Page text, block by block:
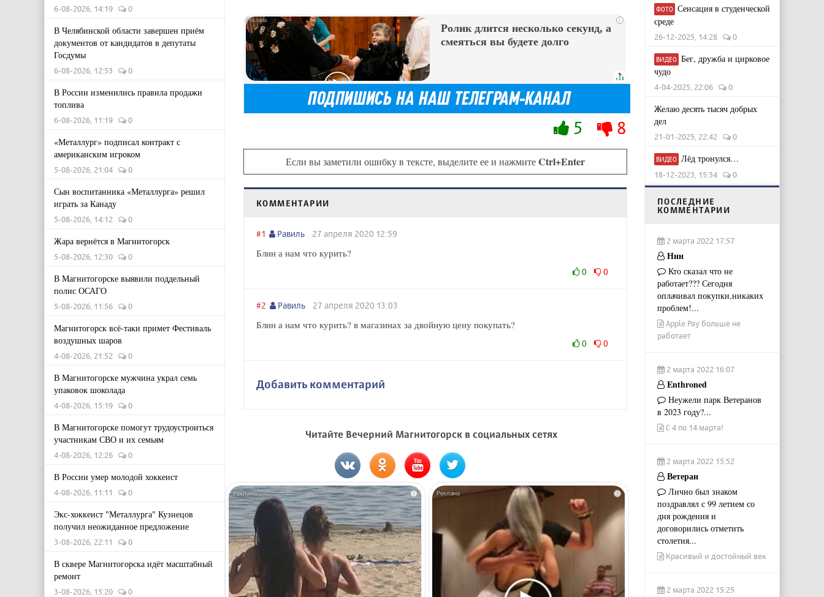
6-08-2026, 14:19 0
В Челябинской области завершен приём
документов от кандидатов в депутаты
Госдумы
6-08-2026, 12:53 0
В России изменились правила продажи
топлива
6-08-2026, 11:19 0
«Металлург» подписал контракт с
американским игроком
5-08-2026, 21:04 0
Сын воспитанника «Металлурга» решил
играть за Канаду
5-08-2026, 14:12 0
Жара вернётся в Магнитогорск
5-08-2026, 12:30 0
В Магнитогорске выявили поддельный
полис ОСАГО
5-08-2026, 11:56 0
Магнитогорск всё-таки примет Фестиваль
воздушных шаров
4-08-2026, 21:52 0
В Магнитогорске мужчина украл семь
упаковок шоколада
4-08-2026, 15:19 0
В Магнитогорске помогут трудоустроиться
участникам СВО и их семьям
4-08-2026, 12:26 0
В России умер молодой хоккеист
4-08-2026, 11:11 0
Экс-хоккеист "Металлурга" Кузнецов
получил неожиданное предложение
3-08-2026, 22:11 0
В сквере Магнитогорска идёт масштабный
ремонт
3-08-2026, 15:20 0
i
Ролик длится несколько секунд, а
смеяться вы будете долго
5 8
Если вы заметили ошибку в тексте, выделите ее и нажмитеCtrl+Enter
КОММЕНТАРИИ
#1 Равиль 27 апреля 2020 12:59
Блин а нам что курить?
0 0
#2 Равиль 27 апреля 2020 13:03
Блин а нам что курить? в магазинах за двойную цену покупать?
0 0
Добавить комментарий
Читайте Вечерний Магнитогорск в социальных сетях
i i
ФОТО Сенсация в студенческой
среде
26-12-2025, 14:28 0
ВИДЕО Бег, дружба и цирковое
чудо
4-04-2025, 22:06 0
Желаю десять тысяч добрых
дел
21-01-2025, 22:42 0
ВИДЕО Лёд тронулся…
18-12-2023, 15:34 0
ПОСЛЕДНИЕ
КОММЕНТАРИИ
2 марта 2022 17:57
Ннн
Кто сказал что не
работает??? Сегодня
оплачивал покупки,никаких
проблем!...
Apple Pay больше не
работает
2 марта 2022 16:07
Enthroned
Неужели парк Ветеранов
в 2023 году?...
С 4 по 14 марта!
2 марта 2022 15:52
Ветеран
Лично был знаком
поздравлял с 99 летием со
дня рождения и
договорились отметить
столетия...
Красивый и достойный век
2 марта 2022 15:25